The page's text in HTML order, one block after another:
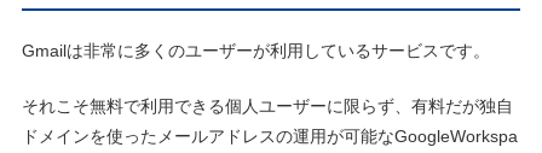
Gmailは非常に多くのユーザーが利用しているサービスです。
それこそ無料で利用できる個人ユーザーに限らず、有料だが独自
ドメインを使ったメールアドレスの運用が可能なGoogleWorkspa